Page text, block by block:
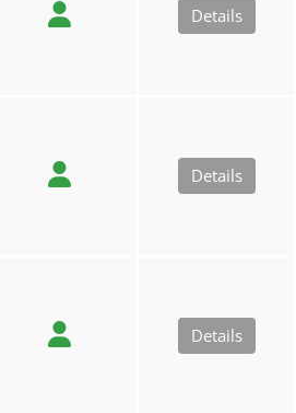
Details
Details
Details